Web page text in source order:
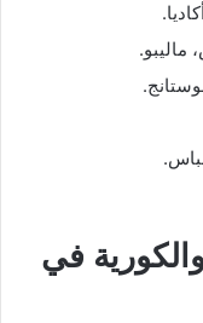
ماليبو.
والكورية في